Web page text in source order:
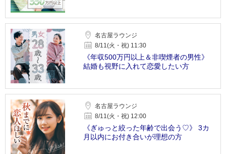
名古屋ラウンジ
8/11(火・祝) 11:30
《年収500万円以上＆非喫煙者の男性》
結婚も視野に入れて恋愛したい方
名古屋ラウンジ
8/11(火・祝) 12:00
《ぎゅっと絞った年齢で出会う♡》 3カ
月以内にお付き合いが理想の方